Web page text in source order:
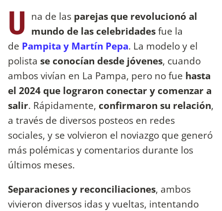
U na de las parejas que revolucionó al
mundo de las celebridadesfue la
de Pampita y Martín Pepa. La modelo y el
polista se conocían desde jóvenes, cuando
ambos vivían en La Pampa, pero no fue hasta
el 2024 que lograron conectar y comenzar a
salir. Rápidamente, confirmaron su relación,
a través de diversos posteos en redes
sociales, y se volvieron el noviazgo que generó
más polémicas y comentarios durante los
últimos meses.
Separaciones y reconciliaciones, ambos
vivieron diversos idas y vueltas, intentando